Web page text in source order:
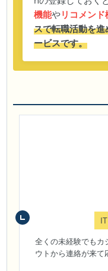
機能やリコメンド
スで転職活動を
ービスです。
全くの未経験でもカ
ウトから連絡が来て